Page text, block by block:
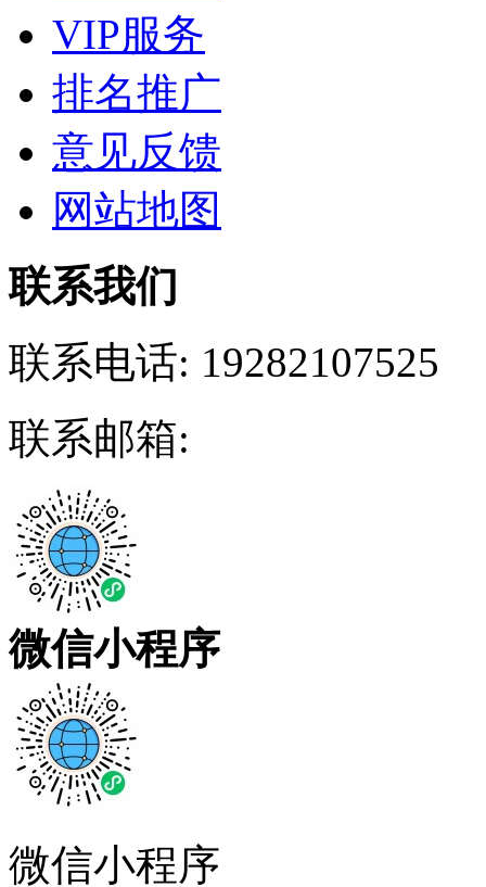
VIP服务
排名推广
意见反馈
网站地图
联系我们
联系电话: 19282107525
联系邮箱:
微信小程序
微信小程序